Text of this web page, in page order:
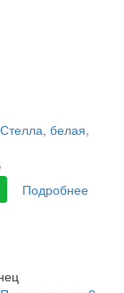
белая,
Подробнее